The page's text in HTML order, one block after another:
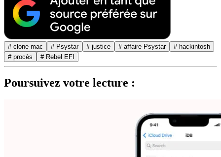
# clone mac # Psystar # justice # affaire Psystar
# hackintosh
# procès
# Rebel EFI
Poursuivez votre lecture :